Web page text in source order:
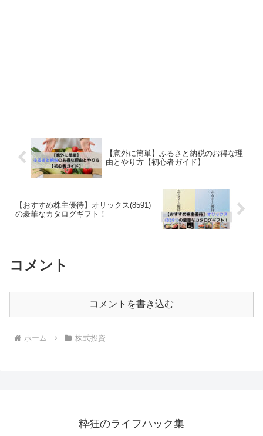
【意外に簡単】ふるさと納税のお得な理
由とやり方【初心者ガイド】
【おすすめ株主優待】オリックス(8591)
の豪華なカタログギフト！
コメント
コメントを書き込む
ホーム 株式投資
粋狂のライフハック集